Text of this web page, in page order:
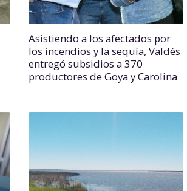
Asistiendo a los afectados por
los incendios y la sequía, Valdés
entregó subsidios a 370
productores de Goya y Carolina